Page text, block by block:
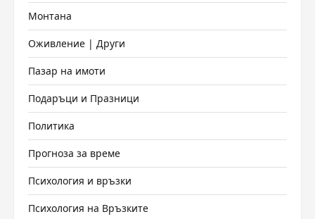
Монтана
Оживление | Други
Пазар на имоти
Подаръци и Празници
Политика
Прогноза за време
Психология и връзки
Психология на Връзките